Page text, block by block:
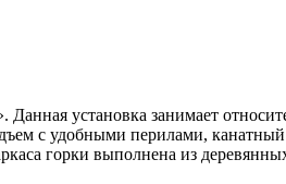
установка занимает
с удобными перилами,
горки выполнена из